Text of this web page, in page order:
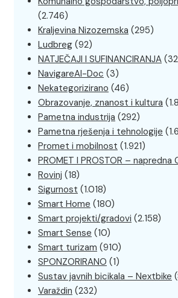
(2.746)
Kraljevina Nizozemska (295)
Ludbreg (92)
NATJEČAJI I SUFINANCIRANJA
NavigareAI-Doc (3)
Nekategorizirano (46)
Obrazovanje, znanost i kultura
Pametna industrija (292)
Pametna rješenja i tehnologije
Promet i mobilnost (1.921)
PROMET I PROSTOR – napredna
Rovinj (18)
Sigurnost (1.018)
Smart Home (180)
Smart projekti/gradovi (2.158)
Smart Sense (10)
Smart turizam (910)
SPONZORIRANO (1)
Sustav javnih bicikala – Nextbike
Varaždin (232)